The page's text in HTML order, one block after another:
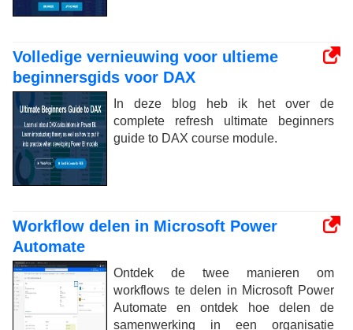
Volledige vernieuwing voor ultieme
beginnersgids voor DAX
In deze blog heb ik het over de
complete refresh ultimate beginners
guide to DAX course module.
Workflow delen in Microsoft Power
Automate
Ontdek de twee manieren om
workflows te delen in Microsoft Power
Automate en ontdek hoe delen de
samenwerking in een organisatie